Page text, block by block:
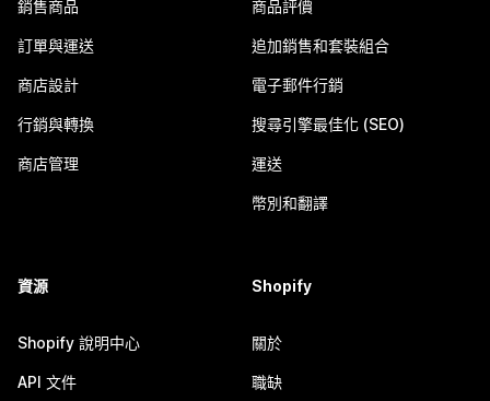
銷售商品
訂單與運送
商店設計
行銷與轉換
商店管理
商品評價
追加銷售和套裝組合
電子郵件行銷
搜尋引擎最佳化 (SEO)
運送
幣別和翻譯
資源
Shopify 說明中心
API 文件
Shopify
關於
職缺